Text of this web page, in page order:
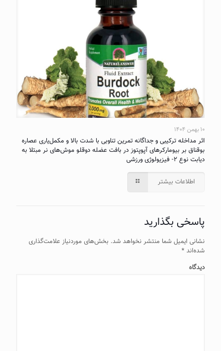
۱۰ بهمن ۱۴۰۴
اثر مداخله ترکیبی و جداگانه تمرین تناوبی با شدت بالا و مکمل‌یاری عصاره
بوقناق بر بیومارکرهای آپوپتوز در بافت عضله دوقلو موش‌های نر مبتلا به
دیابت نوع ۲- فیزیولوژی ورزشی
اطلاعات بیشتر
پاسخی بگذارید
نشانی ایمیل شما منتشر نخواهد شد. بخش‌های موردنیاز علامت‌گذاری
شده‌اند *
دیدگاه